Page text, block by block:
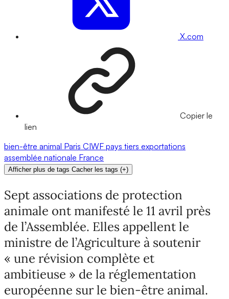
X.com
Copier le
lien
bien-être animal Paris CIWF pays tiers exportations
assemblée nationale France
Afficher plus de tags Cacher les tags (+)
Sept associations de protection
animale ont manifesté le 11 avril près
de l’Assemblée. Elles appellent le
ministre de l’Agriculture à soutenir
« une révision complète et
ambitieuse » de la réglementation
européenne sur le bien-être animal.